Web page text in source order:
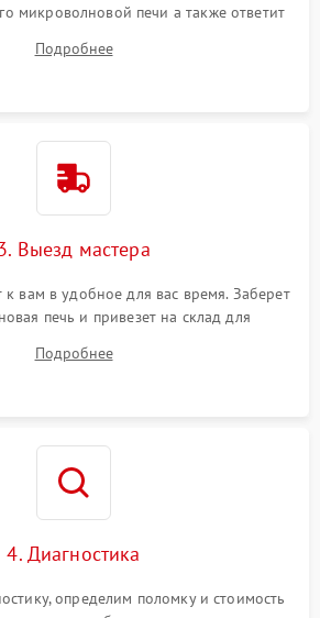
микроволновой печи а также ответит
Подробнее
Выезд мастера
вам в удобное для вас время. Заберет
печь и привезет на склад для
Подробнее
4. Диагностика
определим поломку и стоимость